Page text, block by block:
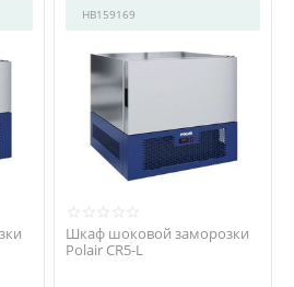
HB159169
Шкаф шоковой заморозки
Polair CR5-L